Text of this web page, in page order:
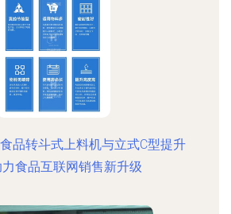
品转斗式上料机与立式C型提升
食品互联网销售新升级